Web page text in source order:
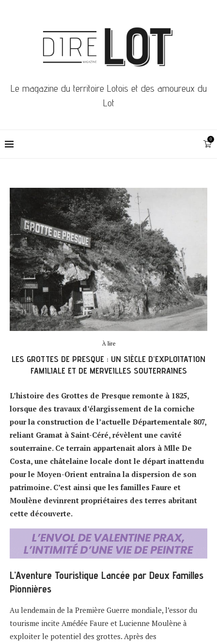
Le magazine du territoire Lotois et des amoureux du
Lot
0
À lire
LES GROTTES DE PRESQUE : UN SIÈCLE D’EXPLOITATION
FAMILIALE ET DE MERVEILLES SOUTERRAINES
L’histoire des Grottes de Presque remonte à 1825,
lorsque des travaux d’élargissement de la corniche
pour la construction de l’actuelle Départementale 807,
reliant Gramat à Saint-Céré, révèlent une cavité
souterraine. Ce terrain appartenait alors à Mlle De
Costa, une châtelaine locale dont le départ inattendu
pour le Moyen-Orient entraîna la dispersion de son
patrimoine. C’est ainsi que les familles Faure et
Moulène devinrent propriétaires des terres abritant
cette découverte.
L’Aventure Touristique Lancée par Deux Familles
Pionnières
Au lendemain de la Première Guerre mondiale, l’essor du
tourisme incite Amédée Faure et Lucienne Moulène à
exploiter le potentiel des grottes. Après des